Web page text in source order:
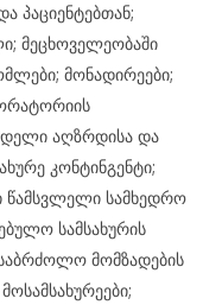
პაციენტებთან;
მეცხოველეობაში
მონადირეები;
აღზრდისა და
კონტინგენტი;
წამსვლელი სამხედრო
სამსახურის
საბრძოლო მომზადების